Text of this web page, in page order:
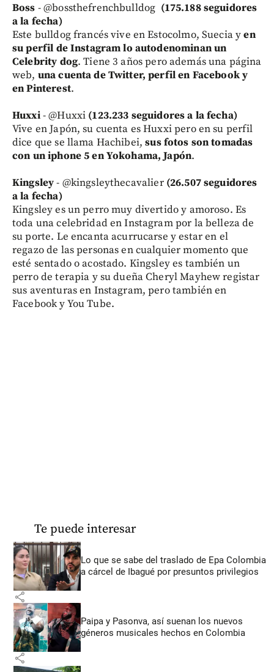
Boss - @bossthefrenchbulldog (175.188 seguidores
a la fecha)
Este bulldog francés vive en Estocolmo, Suecia yen
su perfil de Instagram lo autodenominan un
Celebrity dog. Tiene 3 años pero además una página
web, una cuenta de Twitter, perfil en Facebook y
en Pinterest.
Huxxi- @Huxxi (123.233 seguidores a la fecha)
Vive en Japón, su cuenta es Huxxi pero en su perfil
dice que se llama Hachibei,sus fotos son tomadas
con un iphone 5 en Yokohama, Japón.
Kingsley- @kingsleythecavalier (26.507 seguidores
a la fecha)
Kingsley es un perro muy divertido y amoroso. Es
toda una celebridad en Instagram por la belleza de
su porte. Le encanta acurrucarse y estar en el
regazo de las personas en cualquier momento que
esté sentado o acostado. Kingsley es también un
perro de terapia y su dueña Cheryl Mayhew registar
sus aventuras en Instagram, pero también en
Facebook y You Tube.
Te puede interesar
Lo que se sabe del traslado de Epa Colombia
a cárcel de Ibagué por presuntos privilegios
share
Paipa y Pasonva, así suenan los nuevos
géneros musicales hechos en Colombia
share